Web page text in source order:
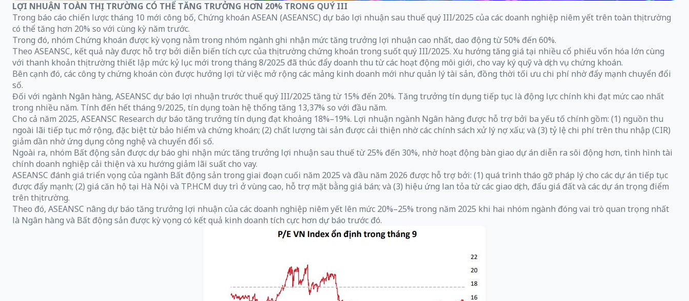
LỢI NHUẬN TOÀN THỊ TRƯỜNG CÓ THỂ TĂNG TRƯỞNG HƠN 20% TRONG QUÝ III
Trong báo cáo chiến lược tháng 10 mới công bố, Chứng khoán ASEAN (ASEANSC) dự báo lợi nhuận sau thuế quý III/2025 của các doanh nghiệp niêm yết trên toàn thị trường
có thể tăng hơn 20% so với cùng kỳ năm trước.
Trong đó, nhóm Chứng khoán được kỳ vọng nằm trong nhóm ngành ghi nhận mức tăng trưởng lợi nhuận cao nhất, dao động từ 50% đến 60%.
Theo ASEANSC, kết quả này được hỗ trợ bởi diễn biến tích cực của thị trường chứng khoán trong suốt quý III/2025. Xu hướng tăng giá tại nhiều cổ phiếu vốn hóa lớn cùng
với thanh khoản thị trường thiết lập mức kỷ lục mới trong tháng 8/2025 đã thúc đẩy doanh thu từ các hoạt động môi giới, cho vay ký quỹ và dịch vụ chứng khoán.
Bên cạnh đó, các công ty chứng khoán còn được hưởng lợi từ việc mở rộng các mảng kinh doanh mới như quản lý tài sản, đồng thời tối ưu chi phí nhờ đẩy mạnh chuyển đổi
số.
Đối với ngành Ngân hàng, ASEANSC dự báo lợi nhuận trước thuế quý III/2025 tăng từ 15% đến 20%. Tăng trưởng tín dụng tiếp tục là động lực chính khi đạt mức cao nhất
trong nhiều năm. Tính đến hết tháng 9/2025, tín dụng toàn hệ thống tăng 13,37% so với đầu năm.
Cho cả năm 2025, ASEANSC Research dự báo tăng trưởng tín dụng đạt khoảng 18%–19%. Lợi nhuận ngành Ngân hàng được hỗ trợ bởi ba yếu tố chính gồm: (1) nguồn thu
ngoài lãi tiếp tục mở rộng, đặc biệt từ bảo hiểm và chứng khoán; (2) chất lượng tài sản được cải thiện nhờ các chính sách xử lý nợ xấu; và (3) tỷ lệ chi phí trên thu nhập (CIR)
giảm dần nhờ ứng dụng công nghệ và chuyển đổi số.
Ngoài ra, nhóm Bất động sản được dự báo ghi nhận mức tăng trưởng lợi nhuận sau thuế từ 25% đến 30%, nhờ hoạt động bàn giao dự án diễn ra sôi động hơn, tình hình tài
chính doanh nghiệp cải thiện và xu hướng giảm lãi suất cho vay.
ASEANSC đánh giá triển vọng của ngành Bất động sản trong giai đoạn cuối năm 2025 và đầu năm 2026 được hỗ trợ bởi: (1) quá trình tháo gỡ pháp lý cho các dự án tiếp tục
được đẩy mạnh; (2) giá căn hộ tại Hà Nội và TP.HCM duy trì ở vùng cao, hỗ trợ mặt bằng giá bán; và (3) hiệu ứng lan tỏa từ các giao dịch, đấu giá đất và các dự án trọng điểm
trên thị trường.
Theo đó, ASEANSC nâng dự báo tăng trưởng lợi nhuận của các doanh nghiệp niêm yết lên mức 20%–25% trong năm 2025 khi hai nhóm ngành đóng vai trò quan trọng nhất
là Ngân hàng và Bất động sản được kỳ vọng có kết quả kinh doanh tích cực hơn dự báo trước đó.